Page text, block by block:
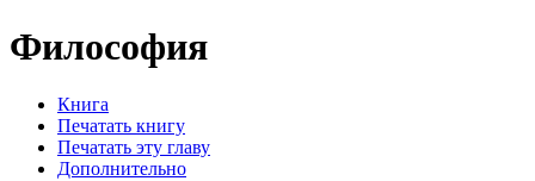
Философия
Книга
Печатать книгу
Печатать эту главу
Дополнительно